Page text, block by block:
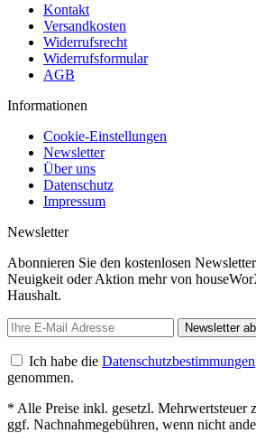
Kontakt
Versandkosten
Widerrufsrecht
Widerrufsformular
AGB
Informationen
Cookie-Einstellungen
Newsletter
Über uns
Datenschutz
Impressum
Newsletter
Abonnieren Sie den kostenlosen
Neuigkeit oder Aktion mehr von
Haushalt.
Newsletter
Ich habe die Datenschutzbestimmungen
genommen.
* Alle Preise inkl. gesetzl. Mehrwertsteuer
ggf. Nachnahmegebühren, wenn nicht